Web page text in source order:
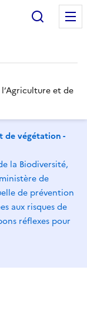
et de
de végétation -
la Biodiversité,
de
de prévention
aux risques de
réflexes pour